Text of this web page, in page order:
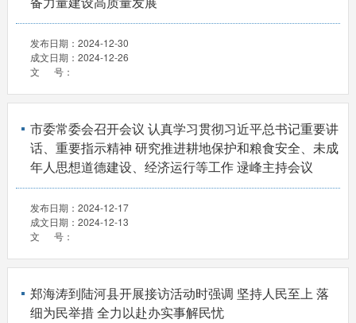
发布日期： 2024-12-30
成文日期： 2024-12-26
文 号：
市委常委会召开会议 认真学习贯彻习近平总书记重要讲
话、重要指示精神 研究推进耕地保护和粮食安全、未成
年人思想道德建设、经济运行等工作 逯峰主持会议
发布日期： 2024-12-17
成文日期： 2024-12-13
文 号：
郑海涛到陆河县开展接访活动时强调 坚持人民至上 落
细为民举措 全力以赴办实事解民忧